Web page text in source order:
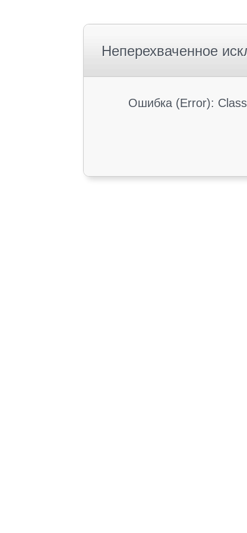
Неперехваченное
Ошибка (Error):